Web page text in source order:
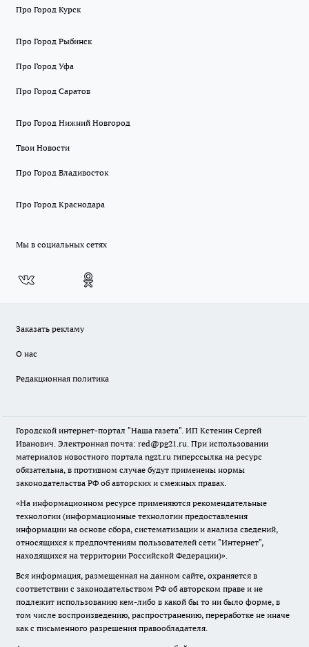
Про Город Курск
Про Город Рыбинск
Про Город Уфа
Про Город Саратов
Про Город Нижний Новгород
Твои Новости
Про Город Владивосток
Про Город Краснодара
Мы в социальных сетях
Заказать рекламу
О нас
Редакционная политика
Городской интернет-портал "Наша газета". ИП Кстенин Сергей
Иванович. Электронная почта: red@pg21.ru. При использовании
материалов новостного портала ngzt.ru гиперссылка на ресурс
обязательна, в противном случае будут применены нормы
законодательства РФ об авторских и смежных правах.
«На информационном ресурсе применяются рекомендательные
технологии (информационные технологии предоставления
информации на основе сбора, систематизации и анализа сведений,
относящихся к предпочтениям пользователей сети "Интернет",
находящихся на территории Российской Федерации)».
Вся информация, размещенная на данном сайте, охраняется в
соответствии с законодательством РФ об авторском праве и не
подлежит использованию кем-либо в какой бы то ни было форме, в
том числе воспроизведению, распространению, переработке не иначе
как с письменного разрешения правообладателя.